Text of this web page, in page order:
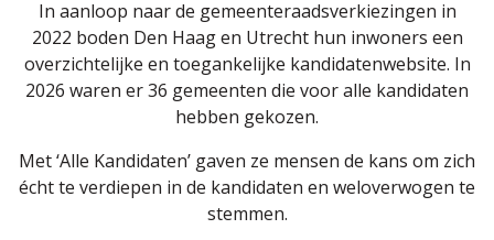
In aanloop naar de gemeenteraadsverkiezingen in
2022 boden Den Haag en Utrecht hun inwoners een
overzichtelijke en toegankelijke kandidatenwebsite. In
2026 waren er 36 gemeenten die voor alle kandidaten
hebben gekozen.
Met ‘Alle Kandidaten’ gaven ze mensen de kans om zich
écht te verdiepen in de kandidaten en weloverwogen te
stemmen.